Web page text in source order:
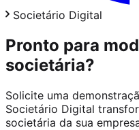
Societário Digital
Pronto para
societária?
Solicite uma
Societário Digital
societária da sua